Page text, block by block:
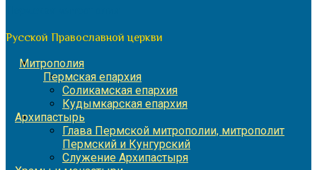
Русской Православной церкви
Митрополия
Пермская епархия
Соликамская епархия
Кудымкарская епархия
Архипастырь
Глава Пермской митрополии, митрополит
Пермский и Кунгурский
Служение Архипастыря